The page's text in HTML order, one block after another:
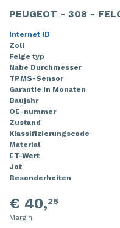
PEUGEOT - 308 -
Internet ID
Zoll
Felge typ
Nabe Durchmesser
TPMS-Sensor
Garantie in Monaten
Baujahr
OE-nummer
Zustand
Klassifizierungscode
Material
ET-Wert
Jot
Besonderheiten
€ 40,25
Margin